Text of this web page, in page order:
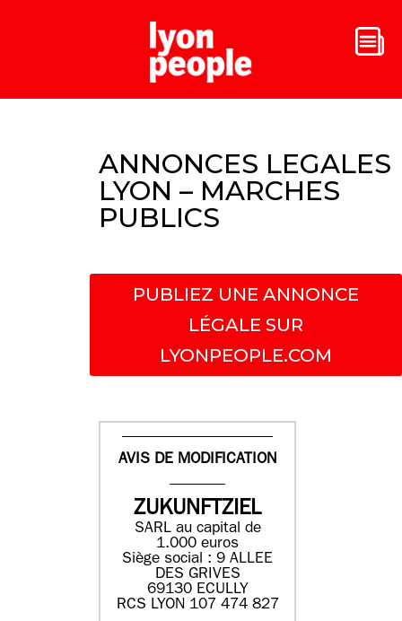
ANNONCES LEGALES
LYON – MARCHES
PUBLICS
PUBLIEZ UNE ANNONCE
LÉGALE SUR
LYONPEOPLE.COM
AVIS DE MODIFICATION
ZUKUNFTZIEL
SARL au capital de
1.000 euros
Siège social : 9 ALLEE
DES GRIVES
69130 ECULLY
RCS LYON 107 474 827